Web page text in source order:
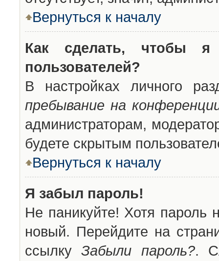
Вернуться к началу
Как сделать, чтобы
пользователей?
В настройках личного
пребывание на
администраторам,
будете скрытым
Вернуться к началу
Я забыл пароль!
Не паникуйте! Хотя пароль
новый. Перейдите на
ссылкуЗабыли пароль?.